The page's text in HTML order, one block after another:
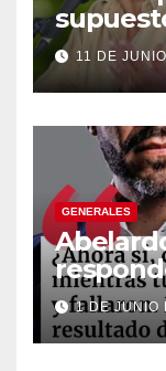
a Petro
11 DE
GENERALES
1 DE JUNIO